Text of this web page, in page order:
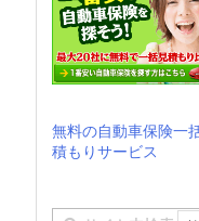
無料の自動車保険一
積もりサービス